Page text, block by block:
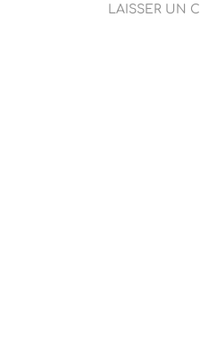
LAISSER UN